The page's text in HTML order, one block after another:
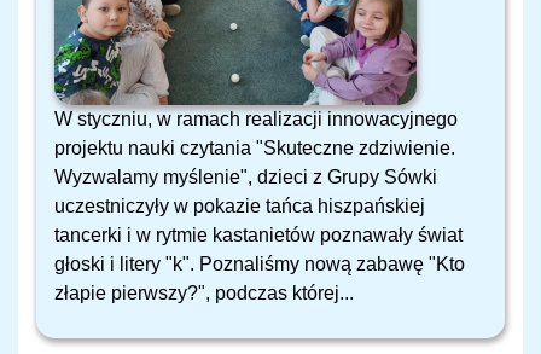
W styczniu, w ramach realizacji innowacyjnego
projektu nauki czytania "Skuteczne zdziwienie.
Wyzwalamy myślenie", dzieci z Grupy Sówki
uczestniczyły w pokazie tańca hiszpańskiej
tancerki i w rytmie kastanietów poznawały świat
głoski i litery "k". Poznaliśmy nową zabawę "Kto
złapie pierwszy?", podczas której...